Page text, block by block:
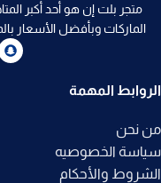
متجر بلت إن هو أحد أكبر
الماركات وبأفضل الأسعار
الروابط المهمة
من نحن
سياسة الخصوصيه
الشروط والأحكام